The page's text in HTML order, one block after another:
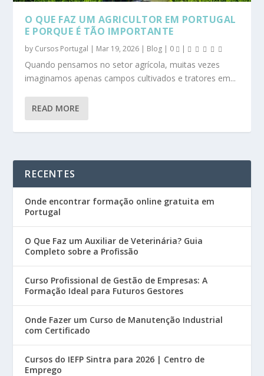
O QUE FAZ UM AGRICULTOR EM PORTUGAL
E PORQUE É TÃO IMPORTANTE
by Cursos Portugal | Mar 19, 2026 | Blog | 0 |
Quando pensamos no setor agrícola, muitas vezes
imaginamos apenas campos cultivados e tratores em...
READ MORE
RECENTES
Onde encontrar formação online gratuita em
Portugal
O Que Faz um Auxiliar de Veterinária? Guia
Completo sobre a Profissão
Curso Profissional de Gestão de Empresas: A
Formação Ideal para Futuros Gestores
Onde Fazer um Curso de Manutenção Industrial
com Certificado
Cursos do IEFP Sintra para 2026 | Centro de
Emprego